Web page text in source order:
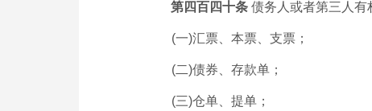
第四百四十条 债务人或者第三人有
(一)汇票、本票、支票；
(二)债券、存款单；
(三)仓单、提单；